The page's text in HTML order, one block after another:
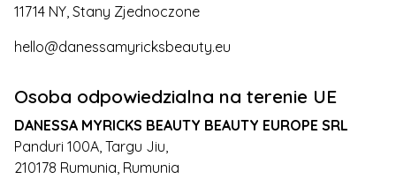
11714 NY, Stany Zjednoczone
hello@danessamyricksbeauty.eu
Osoba odpowiedzialna na terenie UE
DANESSA MYRICKS BEAUTY BEAUTY EUROPE SRL
Panduri 100A, Targu Jiu,
210178 Rumunia, Rumunia